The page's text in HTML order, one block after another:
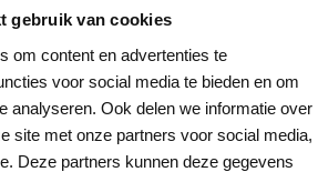
gebruik van cookies
om content en advertenties te
voor social media te bieden en om
analyseren. Ook delen we informatie over
site met onze partners voor social media,
Deze partners kunnen deze gegevens
Beauty
22
Vragen